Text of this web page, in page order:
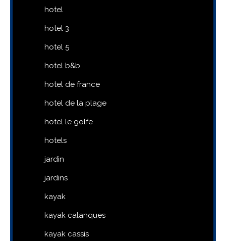
hotel
hotel 3
hotel 5
hotel b&b
hotel de france
hotel de la plage
hotel le golfe
hotels
jardin
jardins
kayak
kayak calanques
kayak cassis